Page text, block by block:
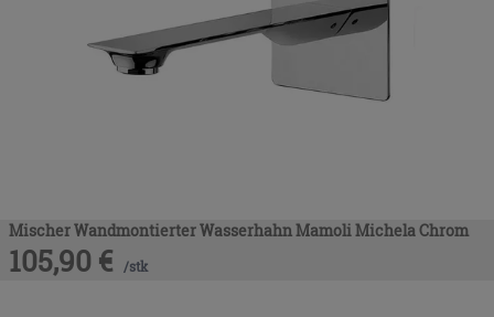
Mischer Wandmontierter Wasserhahn Mamoli Michela Chrom
105,90 € /stk